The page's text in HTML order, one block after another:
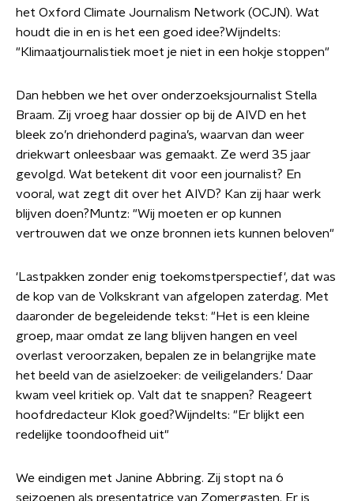
het Oxford Climate Journalism Network (OCJN). Wat
houdt die in en is het een goed idee?Wijndelts:
"Klimaatjournalistiek moet je niet in een hokje stoppen"
Dan hebben we het over onderzoeksjournalist Stella
Braam. Zij vroeg haar dossier op bij de AIVD en het
bleek zo’n driehonderd pagina’s, waarvan dan weer
driekwart onleesbaar was gemaakt. Ze werd 35 jaar
gevolgd. Wat betekent dit voor een journalist? En
vooral, wat zegt dit over het AIVD? Kan zij haar werk
blijven doen?Muntz: "Wij moeten er op kunnen
vertrouwen dat we onze bronnen iets kunnen beloven"
'Lastpakken zonder enig toekomstperspectief', dat was
de kop van de Volkskrant van afgelopen zaterdag. Met
daaronder de begeleidende tekst: "Het is een kleine
groep, maar omdat ze lang blijven hangen en veel
overlast veroorzaken, bepalen ze in belangrijke mate
het beeld van de asielzoeker: de veiligelanders.' Daar
kwam veel kritiek op. Valt dat te snappen? Reageert
hoofdredacteur Klok goed?Wijndelts: "Er blijkt een
redelijke toondoofheid uit"
We eindigen met Janine Abbring. Zij stopt na 6
seizoenen als presentatrice van Zomergasten. Er is